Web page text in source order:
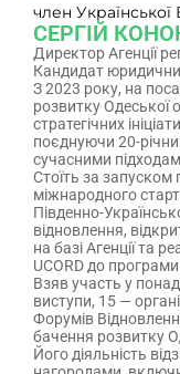
член Української
СЕРГІЙ
Директор Агенції
Кандидат
З 2023 року, на
розвитку Одеської
стратегічних
поєднуючи 20-
сучасними
Стоїть за запуском
міжнародного
Південно-
відновлення,
на базі Агенції та
UCORD до
Взяв участь у
виступи, 15 —
Форумів
бачення розвитку
Його діяльність